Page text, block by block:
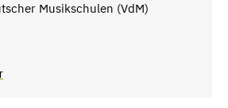
Musikschulen (VdM)